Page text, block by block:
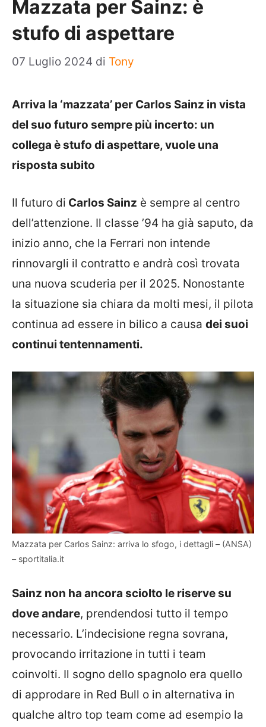
Mazzata per Sainz: è
stufo di aspettare
07 Luglio 2024 di Tony
Arriva la ‘mazzata’ per Carlos Sainz in vista
del suo futuro sempre più incerto: un
collega è stufo di aspettare, vuole una
risposta subito
Il futuro di Carlos Sainz è sempre al centro
dell’attenzione. Il classe ’94 ha già saputo, da
inizio anno, che la Ferrari non intende
rinnovargli il contratto e andrà così trovata
una nuova scuderia per il 2025. Nonostante
la situazione sia chiara da molti mesi, il pilota
continua ad essere in bilico a causa dei suoi
continui tentennamenti.
Mazzata per Carlos Sainz: arriva lo sfogo, i dettagli – (ANSA)
– sportitalia.it
Sainz non ha ancora sciolto le riserve su
dove andare, prendendosi tutto il tempo
necessario. L’indecisione regna sovrana,
provocando irritazione in tutti i team
coinvolti. Il sogno dello spagnolo era quello
di approdare in Red Bull o in alternativa in
qualche altro top team come ad esempio la